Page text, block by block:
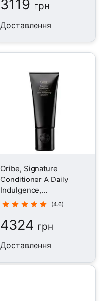
3119 грн
Доставлення
Oribe, Signature
Conditioner A Daily
Indulgence,
Кондиціонер, 200 мл
(4.6)
4324 грн
Доставлення